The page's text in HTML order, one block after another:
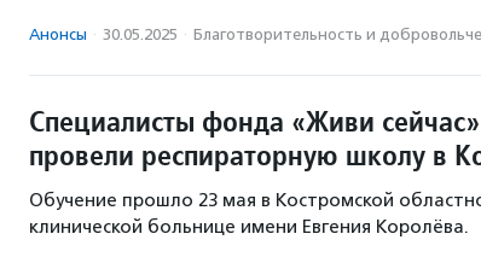
Анонсы · 30.05.2025 · Благотвори­тель­ность и
Специалисты фонда «Живи сейчас»
провели респираторную школу в
Обучение прошло 23 мая в Костромской
клинической больнице имени Евгения Королёва.